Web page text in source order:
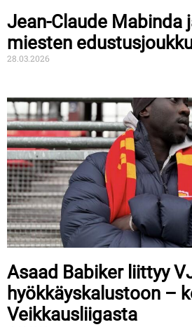
Jean-Claude Mabinda
miesten
28.03.2026
Asaad Babiker liittyy
hyökkäyskalustoon –
Veikkausliigasta